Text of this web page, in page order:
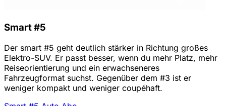
Smart #5
Der smart #5 geht deutlich stärker in Richtung großes
Elektro-SUV. Er passt besser, wenn du mehr Platz, mehr
Reiseorientierung und ein erwachseneres
Fahrzeugformat suchst. Gegenüber dem #3 ist er
weniger kompakt und weniger coupéhaft.